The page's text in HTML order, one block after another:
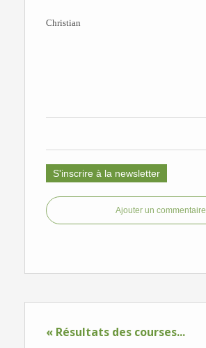
Christian
S'inscrire à la newsletter
Ajouter un commentaire
« Résultats des courses...